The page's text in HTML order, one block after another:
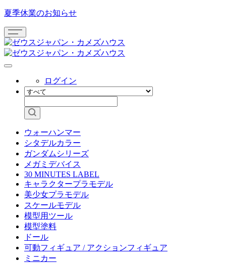
夏季休業のお知らせ
ログイン
ウォーハンマー
シタデルカラー
ガンダムシリーズ
メガミデバイス
30 MINUTES LABEL
キャラクタープラモデル
美少女プラモデル
スケールモデル
模型用ツール
模型塗料
ドール
可動フィギュア / アクションフィギュア
ミニカー